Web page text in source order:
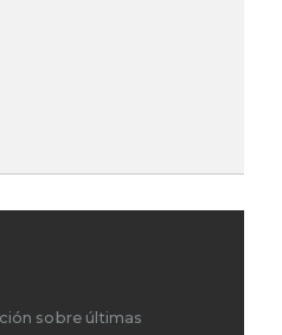
sobre últimas